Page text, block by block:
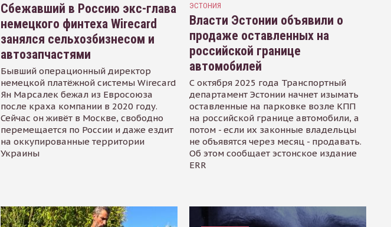
Сбежавший в Россию экс-глава
немецкого финтеха Wirecard
занялся сельхозбизнесом и
автозапчастями
Бывший операционный директор
немецкой платёжной системы Wirecard
Ян Марсалек бежал из Евросоюза
после краха компании в 2020 году.
Сейчас он живёт в Москве, свободно
перемещается по России и даже ездит
на оккупированные территории
Украины
ЭСТОНИЯ
Власти Эстонии объявили о
продаже оставленных на
российской границе
автомобилей
С октября 2025 года Транспортный
департамент Эстонии начнет изымать
оставленные на парковке возле КПП
на российской границе автомобили, а
потом - если их законные владельцы
не объявятся через месяц - продавать.
Об этом сообщает эстонское издание
ERR